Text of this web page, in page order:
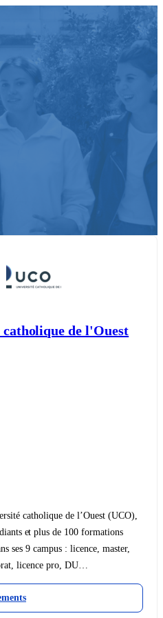
de l'Ouest
catholique de l’Ouest (UCO),
et plus de 100 formations
ses 9 campus : licence, master,
licence pro, DU…